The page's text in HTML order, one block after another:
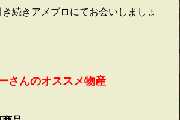
続きアメブロにてお会いしましょ
さんのオススメ物産